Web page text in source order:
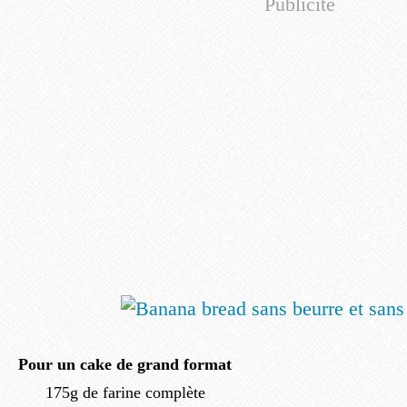
Pour un cake de grand format
175g de farine complète